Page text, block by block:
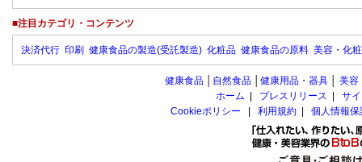
■注目カテゴリ・コンテンツ
決済代行 印刷 健康食品の製造(受託製造) 化粧品 健康食品の原料 美容・化
健康食品 自然食品 健康用品・器具 美容
ホーム
プレスリリース
サ
Cookieポリシー
利用規約 個人情報